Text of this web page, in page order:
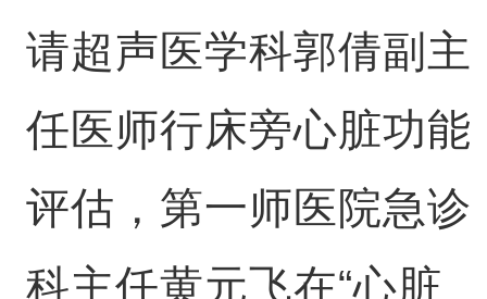
请超声医学科郭倩副主
任医师行床旁心脏功能
评估，第一师医院急诊
科主任黄元飞在“心脏